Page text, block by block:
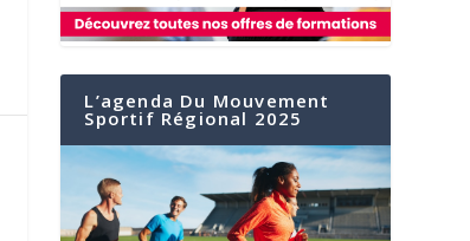
L’agenda Du Mouvement
Sportif Régional 2025